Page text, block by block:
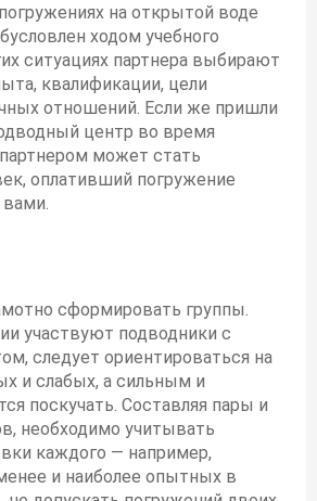
на открытой воде
ходом учебного
ситуациях партнера выбирают
квалификации, цели
отношений. Если же пришли
центр во время
может стать
оплативший погружение
сформировать группы.
участвуют подводники с
следует ориентироваться на
и слабых, а сильным и
поскучать. Составляя пары и
необходимо учитывать
каждого — например,
и наиболее опытных в